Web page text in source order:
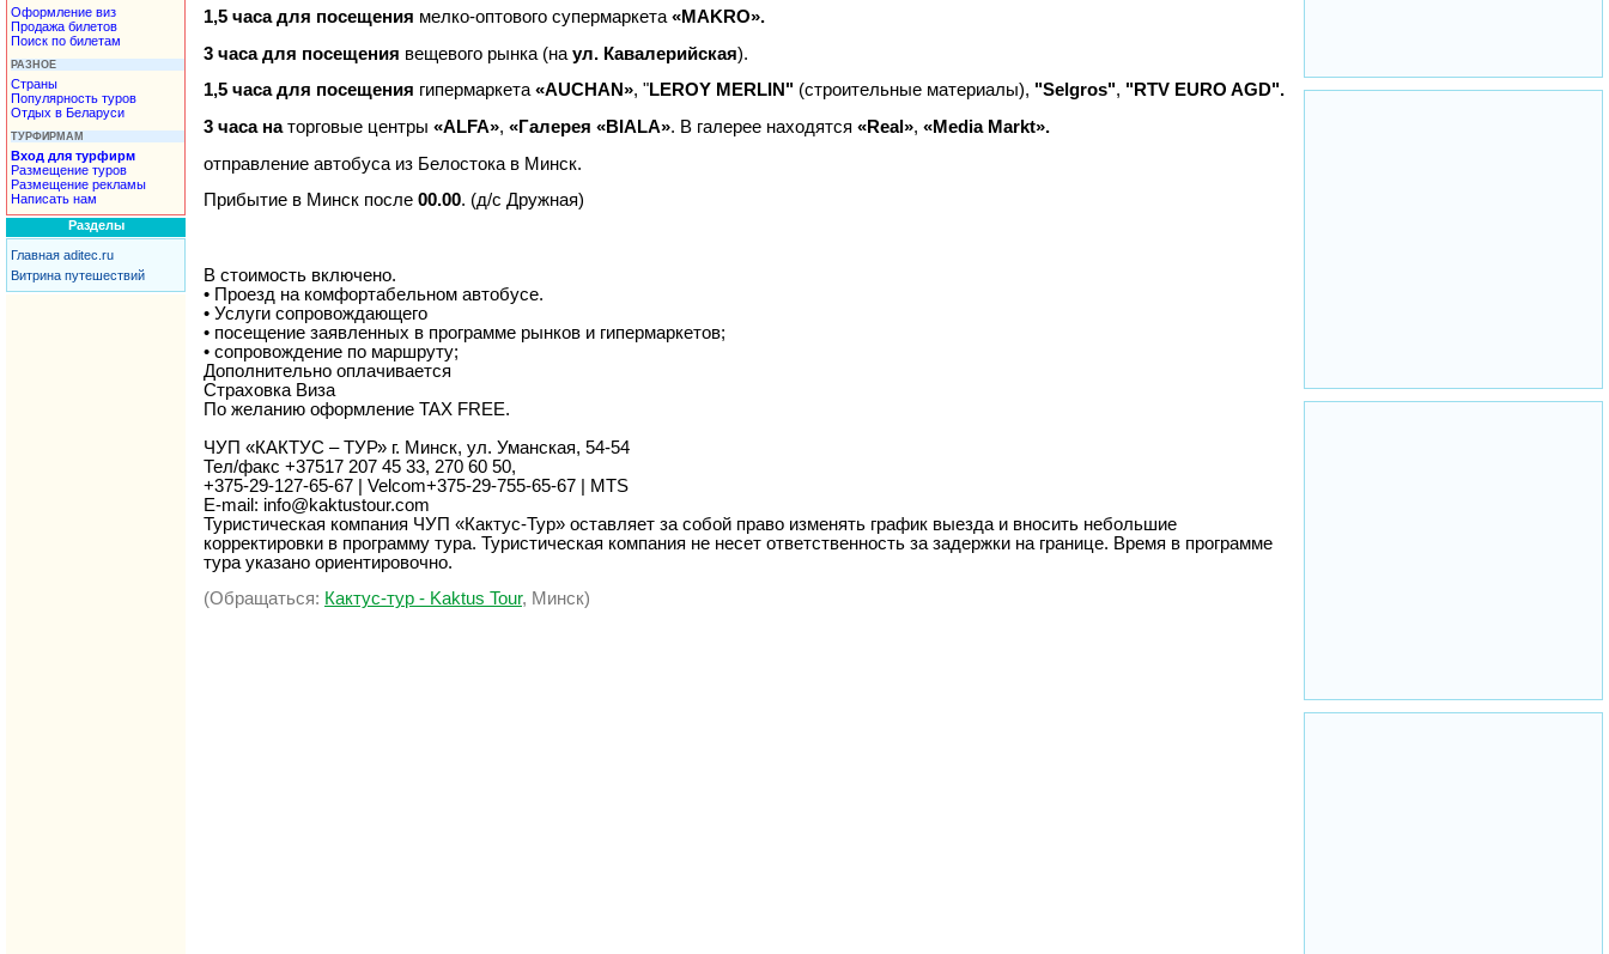
Оформление виз
Продажа билетов
Поиск по билетам
РАЗНОЕ
Страны
Популярность туров
Отдых в Беларуси
ТУРФИРМАМ
Вход для турфирм
Размещение туров
Размещение рекламы
Написать нам
Разделы
Главная aditec.ru
Витрина путешествий
1,5 часа для посещения мелко-оптового супермаркета «MAKRO».
3 часа для посещения вещевого рынка (на ул. Кавалерийская).
1,5 часа для посещения гипермаркета «AUCHAN», "LEROY MERLIN" (строительные материалы), "Selgros", "RTV EURO AGD".
3 часа наторговые центры «ALFA», «Галерея «BIALA». В галерее находятся «Real», «Media Markt».
отправление автобуса из Белостока в Минск.
Прибытие в Минск после 00.00. (д/с Дружная)
В стоимость включено.
• Проезд на комфортабельном автобусе.
• Услуги сопровождающего
• посещение заявленных в программе рынков и гипермаркетов;
• сопровождение по маршруту;
Дополнительно оплачивается
Страховка Виза
По желанию оформление TAX FREE.
ЧУП «КАКТУС – ТУР» г. Минск, ул. Уманская, 54-54
Тел/факс +37517 207 45 33, 270 60 50,
+375-29-127-65-67 | Velcom+375-29-755-65-67 | MTS
E-mail: info@kaktustour.com
Туристическая компания ЧУП «Кактус-Тур» оставляет за собой право изменять график выезда и вносить небольшие
корректировки в программу тура. Туристическая компания не несет ответственность за задержки на границе. Время в программе
тура указано ориентировочно.
(Обращаться: Кактус-тур - Kaktus Tour, Минск)